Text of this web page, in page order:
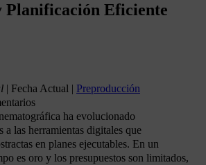
Planificación Eficiente
| Fecha Actual | Preproducción
ha evolucionado
a las herramientas digitales que
en planes ejecutables. En un
es oro y los presupuestos son limitados,